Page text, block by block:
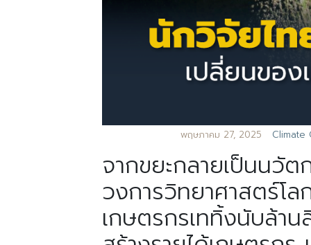
พฤษภาคม 27, 2025 Climate
จากขยะกลายเป็นนวั
วงการวิทยาศาสตร์โ
เกษตรกรเททิ้งนับล้า